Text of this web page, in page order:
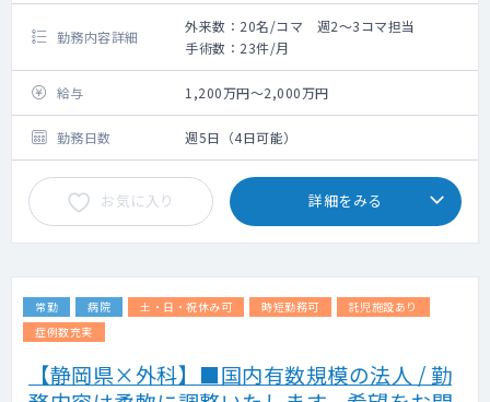
勤務内容詳細
外来数：20名/コマ 週2～3コマ担当
手術数：23件/月
給与 1,200万円～2,000万円
勤務日数 週5日（4日可能）
お気に入り 詳細をみる
常勤 病院 土・日・祝休み可 時短勤務可
託児施設あり
症例数充実
【静岡県×外科】■国内有数規模の法人 / 勤